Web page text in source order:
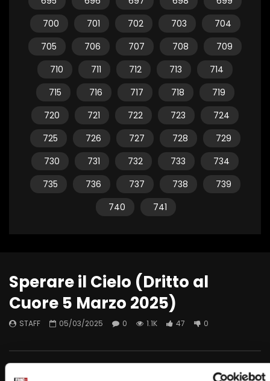
700
701 702 703
704
705
706 707 708
709
710
711 712 713
714
715
716 717 718
719
720
721 722 723
724
725
726 727 728
729
730
731 732 733
734
735
736 737 738
739
740
741
Sperare il Cielo (Dritto al
Cuore 5 Marzo 2025)
STAFF 05/03/2025 0 1.1K 47 0